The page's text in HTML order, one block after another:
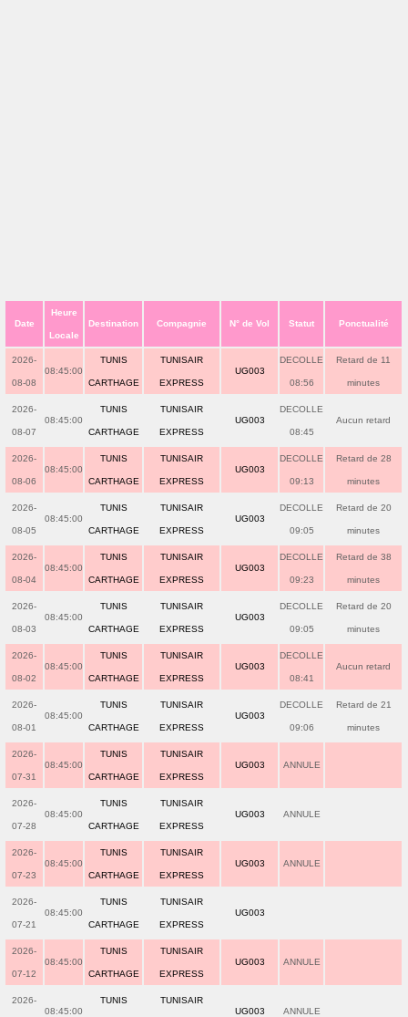
Date
Heure
Locale
Destination Compagnie N° de Vol Statut Ponctualité
2026-
08-08
08:45:00
TUNIS
CARTHAGE
TUNISAIR
EXPRESS
UG003
DECOLLE
08:56
Retard de 11
minutes
2026-
08-07
08:45:00
TUNIS
CARTHAGE
TUNISAIR
EXPRESS
UG003
DECOLLE
08:45
Aucun retard
2026-
08-06
08:45:00
TUNIS
CARTHAGE
TUNISAIR
EXPRESS
UG003
DECOLLE
09:13
Retard de 28
minutes
2026-
08-05
08:45:00
TUNIS
CARTHAGE
TUNISAIR
EXPRESS
UG003
DECOLLE
09:05
Retard de 20
minutes
2026-
08-04
08:45:00
TUNIS
CARTHAGE
TUNISAIR
EXPRESS
UG003
DECOLLE
09:23
Retard de 38
minutes
2026-
08-03
08:45:00
TUNIS
CARTHAGE
TUNISAIR
EXPRESS
UG003
DECOLLE
09:05
Retard de 20
minutes
2026-
08-02
08:45:00
TUNIS
CARTHAGE
TUNISAIR
EXPRESS
UG003
DECOLLE
08:41
Aucun retard
2026-
08-01
08:45:00
TUNIS
CARTHAGE
TUNISAIR
EXPRESS
UG003
DECOLLE
09:06
Retard de 21
minutes
2026-
07-31
08:45:00
TUNIS
CARTHAGE
TUNISAIR
EXPRESS
UG003 ANNULE
2026-
07-28
08:45:00
TUNIS
CARTHAGE
TUNISAIR
EXPRESS
UG003 ANNULE
2026-
07-23
08:45:00
TUNIS
CARTHAGE
TUNISAIR
EXPRESS
UG003 ANNULE
2026-
07-21
08:45:00
TUNIS
CARTHAGE
TUNISAIR
EXPRESS
UG003
2026-
07-12
08:45:00
TUNIS
CARTHAGE
TUNISAIR
EXPRESS
UG003 ANNULE
2026-
08:45:00
TUNIS TUNISAIR
UG003 ANNULE